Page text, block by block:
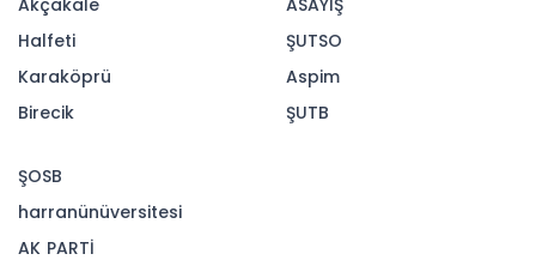
Akçakale
Halfeti
Karaköprü
Birecik
ASAYİŞ
ŞUTSO
Aspim
ŞUTB
ŞOSB
harranünüversitesi
AK PARTİ